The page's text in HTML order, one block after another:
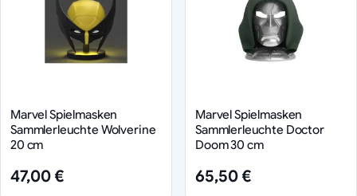
Marvel Spielmasken
Sammlerleuchte Wolverine
20 cm
47,00 €
Marvel Spielmasken
Sammlerleuchte Doctor
Doom 30 cm
65,50 €